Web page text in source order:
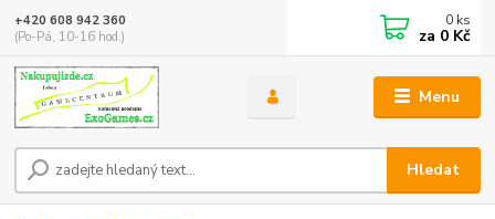
Menu
Hledat
+420 608 942 360
(Po-Pá, 10-16 hod.)
0 ks
za 0 Kč